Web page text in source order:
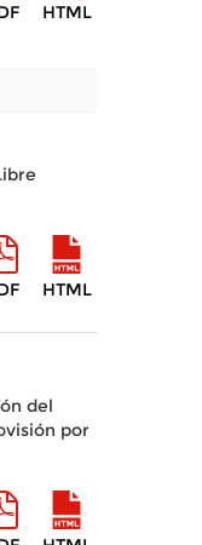
HTML
HTML
del
por